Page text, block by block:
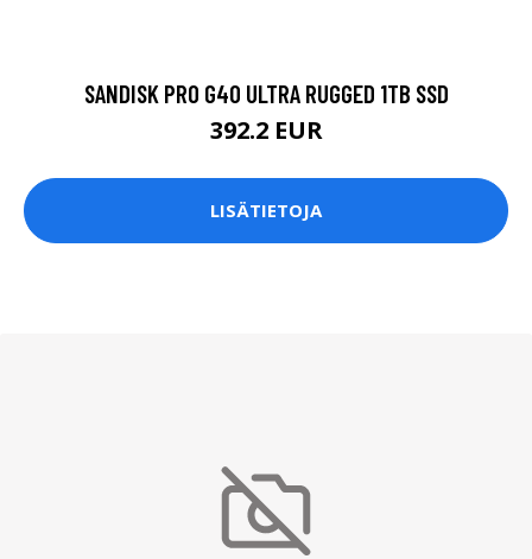
SANDISK PRO G40 ULTRA RUGGED 1TB SSD
392.2 EUR
LISÄTIETOJA